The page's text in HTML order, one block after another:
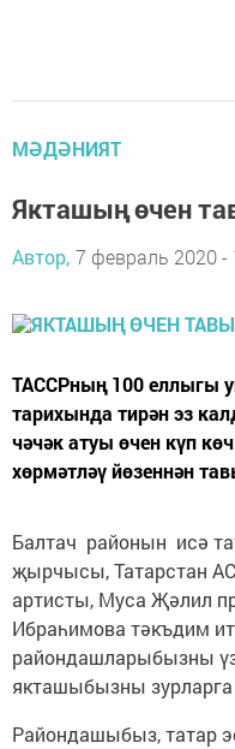
МӘДӘНИЯТ
Якташың өчен
Автор, 7 февраль 2020 -
ТАССРның 100 еллыгы
тарихында тирән эз
чәчәк атуы өчен күп
хөрмәтләү йөзеннән
Балтач районын исә
җырчысы, Татарстан
артисты, Муса Җәлил
Ибраһимова тәкъдим
райондашларыбызны
якташыбызны
Райондашыбыз, татар